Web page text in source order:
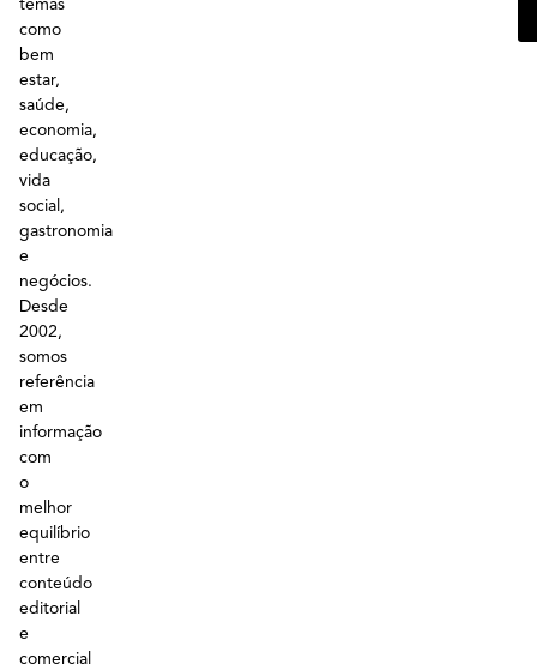
temas
como
bem
estar,
saúde,
economia,
educação,
vida
social,
gastronomia
e
negócios.
Desde
2002,
somos
referência
em
informação
com
o
melhor
equilíbrio
entre
conteúdo
editorial
e
comercial